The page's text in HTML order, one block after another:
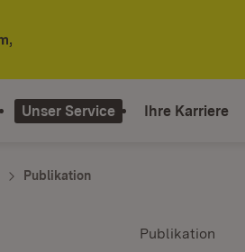
Unser Service Ihre Karriere
Publikation
Publikation